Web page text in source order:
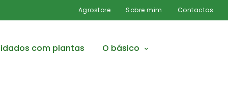
Agrostore Sobre mim Contactos
com plantas O básico